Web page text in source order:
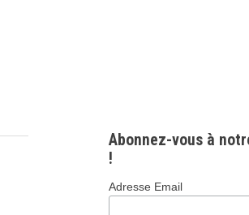
Abonnez-vous à
!
Adresse Email